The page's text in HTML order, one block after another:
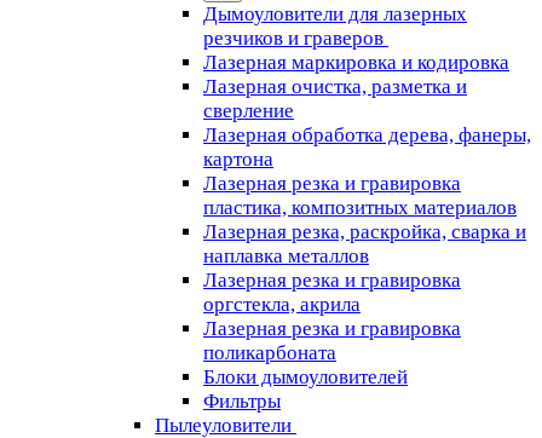
Дымоуловители для лазерных
резчиков и граверов
Лазерная маркировка и кодировка
Лазерная очистка, разметка и
сверление
Лазерная обработка дерева, фанеры,
картона
Лазерная резка и гравировка
пластика, композитных материалов
Лазерная резка, раскройка, сварка и
наплавка металлов
Лазерная резка и гравировка
оргстекла, акрила
Лазерная резка и гравировка
поликарбоната
Блоки дымоуловителей
Фильтры
Пылеуловители